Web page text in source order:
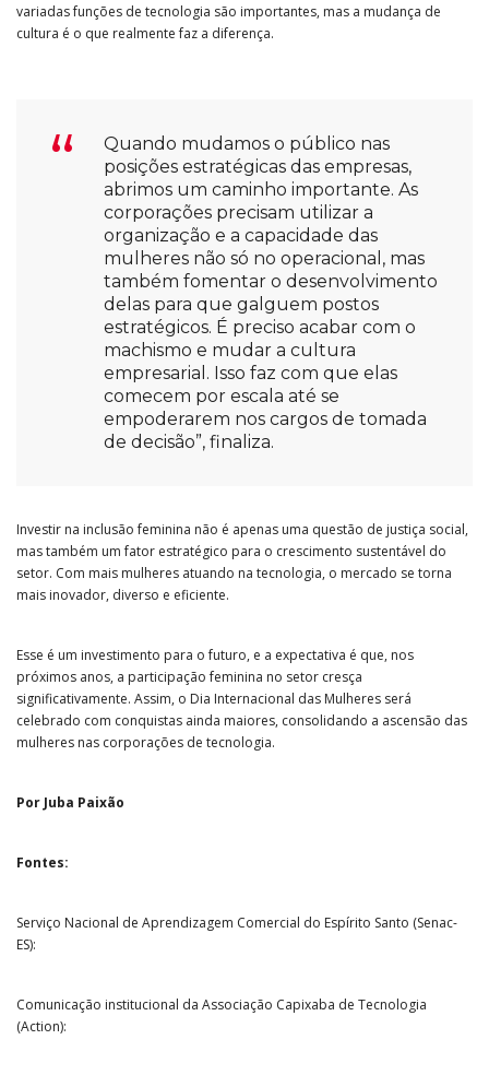
variadas funções de tecnologia são importantes, mas a mudança de
cultura é o que realmente faz a diferença.
Quando mudamos o público nas
posições estratégicas das empresas,
abrimos um caminho importante. As
corporações precisam utilizar a
organização e a capacidade das
mulheres não só no operacional, mas
também fomentar o desenvolvimento
delas para que galguem postos
estratégicos. É preciso acabar com o
machismo e mudar a cultura
empresarial. Isso faz com que elas
comecem por escala até se
empoderarem nos cargos de tomada
de decisão”, finaliza.
Investir na inclusão feminina não é apenas uma questão de justiça social,
mas também um fator estratégico para o crescimento sustentável do
setor. Com mais mulheres atuando na tecnologia, o mercado se torna
mais inovador, diverso e eficiente.
Esse é um investimento para o futuro, e a expectativa é que, nos
próximos anos, a participação feminina no setor cresça
significativamente. Assim, o Dia Internacional das Mulheres será
celebrado com conquistas ainda maiores, consolidando a ascensão das
mulheres nas corporações de tecnologia.
Por Juba Paixão
Fontes:
Serviço Nacional de Aprendizagem Comercial do Espírito Santo (Senac-
ES):
Comunicação institucional da Associação Capixaba de Tecnologia
(Action):